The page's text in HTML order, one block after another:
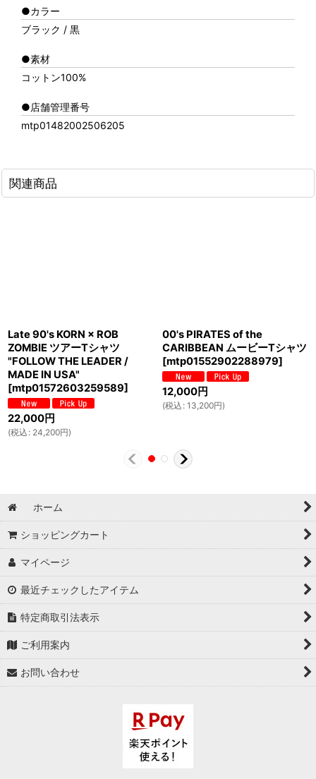
●カラー
ブラック / 黒
●素材
コットン100%
●店舗管理番号
mtp01482002506205
関連商品
Late 90's KORN × ROB
ZOMBIE ツアーTシャツ
"FOLLOW THE LEADER /
MADE IN USA"
[mtp01572603259589]
22,000円
(税込 : 24,200円)
00's PIRATES of the
CARIBBEAN ムービーTシャツ
[mtp01552902288979]
12,000円
(税込 : 13,200円)
ホーム
ショッピングカート
マイページ
最近チェックしたアイテム
特定商取引法表示
ご利用案内
お問い合わせ